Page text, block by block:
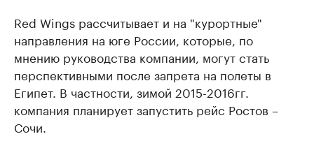
Red Wings рассчитывает и на "курортные"
направления на юге России, которые, по
мнению руководства компании, могут стать
перспективными после запрета на полеты в
Египет. В частности, зимой 2015-2016гг.
компания планирует запустить рейс Ростов –
Сочи.